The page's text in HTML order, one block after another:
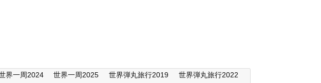
界一周2024 世界一周2025 世界弾丸旅行2019
世界弾丸旅行2022